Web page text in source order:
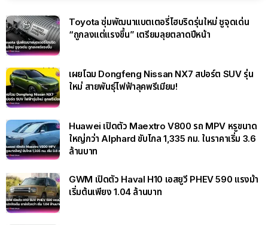
Toyota ซุ่มพัฒนาแบตเตอรี่ไฮบริดรุ่นใหม่ ชูจุดเด่น
“ถูกลงแต่แรงขึ้น” เตรียมลุยตลาดปีหน้า
เผยโฉม Dongfeng Nissan NX7 สปอร์ต SUV รุ่น
ใหม่ สายพันธุ์ไฟฟ้าลุคพรีเมียม!
Huawei เปิดตัว Maextro V800 รถ MPV หรูขนาด
ใหญ่กว่า Alphard ขับไกล 1,335 กม. ในราคาเริ่ม 3.6
ล้านบาท
GWM เปิดตัว Haval H10 เอสยูวี PHEV 590 แรงม้า
เริ่มต้นเพียง 1.04 ล้านบาท